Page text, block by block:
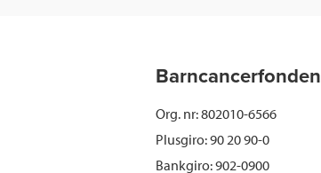
Barncancerfonden
Org. nr: 802010-6566
Plusgiro: 90 20 90-0
Bankgiro: 902-0900